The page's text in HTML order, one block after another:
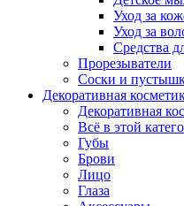
Уход за
Уход за
Средства
Прорезыватели
Соски и
Декоративная
Декоративная
Всё в этой
Губы
Брови
Лицо
Глаза